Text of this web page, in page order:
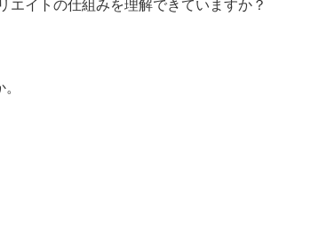
エイトの仕組みを理解できていますか？